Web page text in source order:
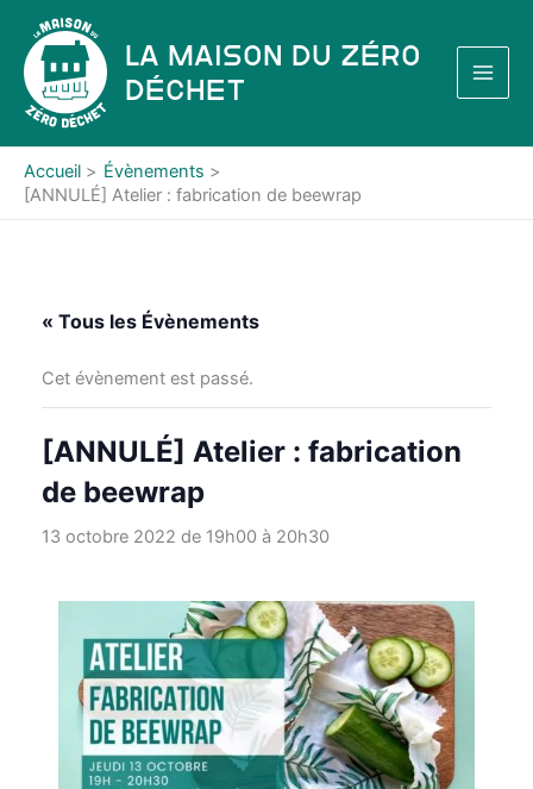
contenu
La Maison du Zéro
Déchet
Accueil
Évènements
[ANNULÉ] Atelier : fabrication de beewrap
« Tous les Évènements
Cet évènement est passé.
[ANNULÉ] Atelier : fabrication
de beewrap
13 octobre 2022 de 19h00à 20h30